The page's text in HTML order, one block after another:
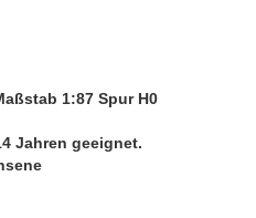
1:87 Spur H0
Jahren geeignet.